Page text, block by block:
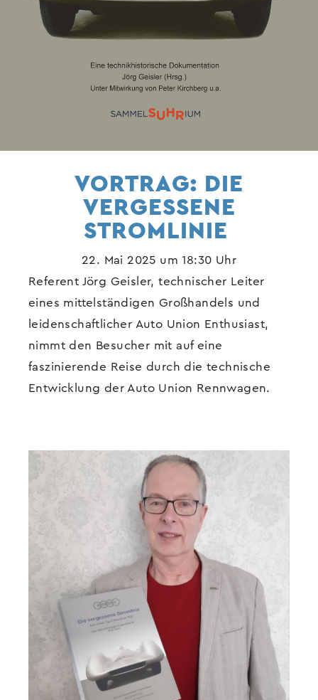
VORTRAG: DIE
VERGESSENE
STROMLINIE
22. Mai 2025 um 18:30 Uhr
Referent Jörg Geisler, technischer Leiter
eines mittelständigen Großhandels und
leidenschaftlicher Auto Union Enthusiast,
nimmt den Besucher mit auf eine
faszinierende Reise durch die technische
Entwicklung der Auto Union Rennwagen.